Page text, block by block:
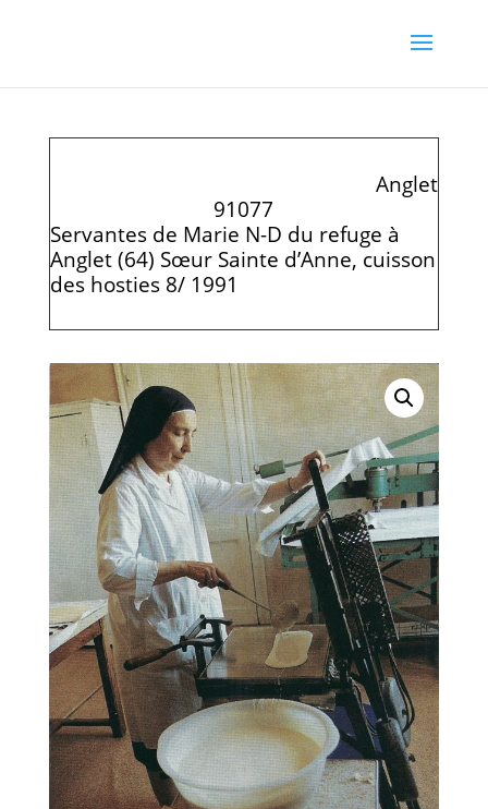
Anglet
91077
Servantes de Marie N-D du refuge à
Anglet (64) Sœur Sainte d’Anne, cuisson
des hosties 8/ 1991